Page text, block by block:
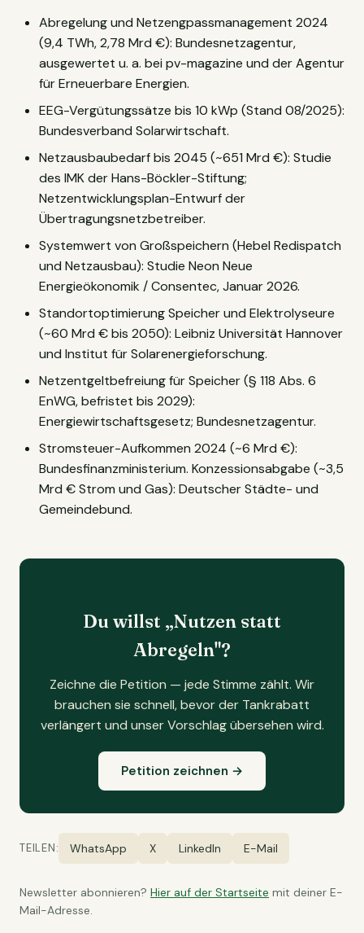
Abregelung und Netzengpassmanagement 2024
(9,4 TWh, 2,78 Mrd €): Bundesnetzagentur,
ausgewertet u. a. bei pv-magazine und der Agentur
für Erneuerbare Energien.
EEG-Vergütungssätze bis 10 kWp (Stand 08/2025):
Bundesverband Solarwirtschaft.
Netzausbaubedarf bis 2045 (~651 Mrd €): Studie
des IMK der Hans-Böckler-Stiftung;
Netzentwicklungsplan-Entwurf der
Übertragungsnetzbetreiber.
Systemwert von Großspeichern (Hebel Redispatch
und Netzausbau): Studie Neon Neue
Energieökonomik / Consentec, Januar 2026.
Standortoptimierung Speicher und Elektrolyseure
(~60 Mrd € bis 2050): Leibniz Universität Hannover
und Institut für Solarenergieforschung.
Netzentgeltbefreiung für Speicher (§ 118 Abs. 6
EnWG, befristet bis 2029):
Energiewirtschaftsgesetz; Bundesnetzagentur.
Stromsteuer-Aufkommen 2024 (~6 Mrd €):
Bundesfinanzministerium. Konzessionsabgabe (~3,5
Mrd € Strom und Gas): Deutscher Städte- und
Gemeindebund.
Du willst „Nutzen statt
Abregeln"?
Zeichne die Petition — jede Stimme zählt. Wir
brauchen sie schnell, bevor der Tankrabatt
verlängert und unser Vorschlag übersehen wird.
Petition zeichnen →
TEILEN: WhatsApp X LinkedIn E-Mail
Newsletter abonnieren? Hier auf der Startseite mit deiner E-
Mail-Adresse.